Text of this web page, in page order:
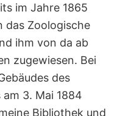
im Jahre 1865
das Zoologische
ihm von da ab
zugewiesen. Bei
des
3. Mai 1884
Bibliothek und